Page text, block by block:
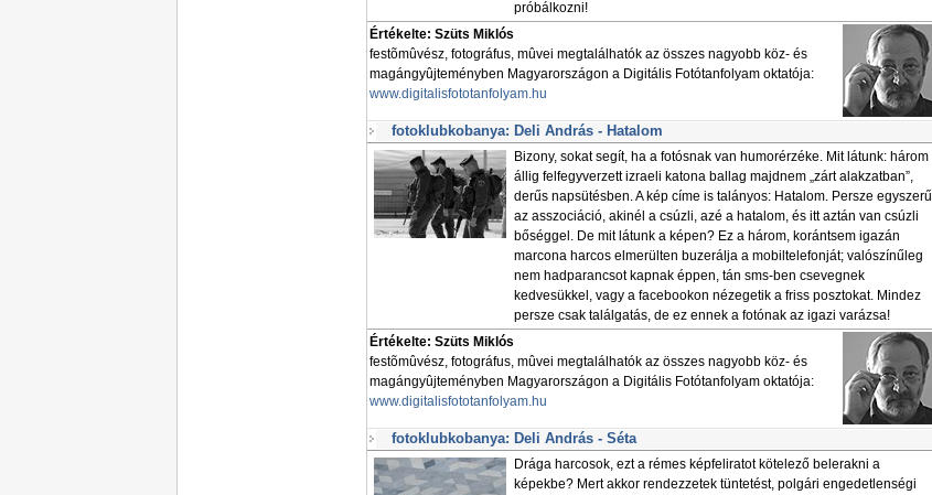
próbálkozni!
Értékelte: Szüts Miklós
festõmûvész, fotográfus, mûvei megtalálhatók az összes nagyobb köz- és
magángyûjteményben Magyarországon a Digitális Fotótanfolyam oktatója:
www.digitalisfototanfolyam.hu
fotoklubkobanya: Deli András - Hatalom
Bizony, sokat segít, ha a fotósnak van humorérzéke. Mit látunk: három
állig felfegyverzett izraeli katona ballag majdnem „zárt alakzatban”,
derűs napsütésben. A kép címe is talányos: Hatalom. Persze egyszerű
az asszociáció, akinél a csúzli, azé a hatalom, és itt aztán van csúzli
bőséggel. De mit látunk a képen? Ez a három, korántsem igazán
marcona harcos elmerülten buzerálja a mobiltelefonját; valószínűleg
nem hadparancsot kapnak éppen, tán sms-ben csevegnek
kedvesükkel, vagy a facebookon nézegetik a friss posztokat. Mindez
persze csak találgatás, de ez ennek a fotónak az igazi varázsa!
Értékelte: Szüts Miklós
festõmûvész, fotográfus, mûvei megtalálhatók az összes nagyobb köz- és
magángyûjteményben Magyarországon a Digitális Fotótanfolyam oktatója:
www.digitalisfototanfolyam.hu
fotoklubkobanya: Deli András - Séta
Drága harcosok, ezt a rémes képfeliratot kötelező belerakni a
képekbe? Mert akkor rendezzetek tüntetést, polgári engedetlenségi